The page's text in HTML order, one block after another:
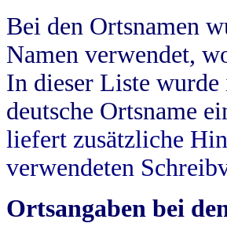
Bei den Ortsnamen
Namen verwendet,
In dieser Liste
deutsche Ortsname
liefert zusätzliche
verwendeten
Ortsangaben bei